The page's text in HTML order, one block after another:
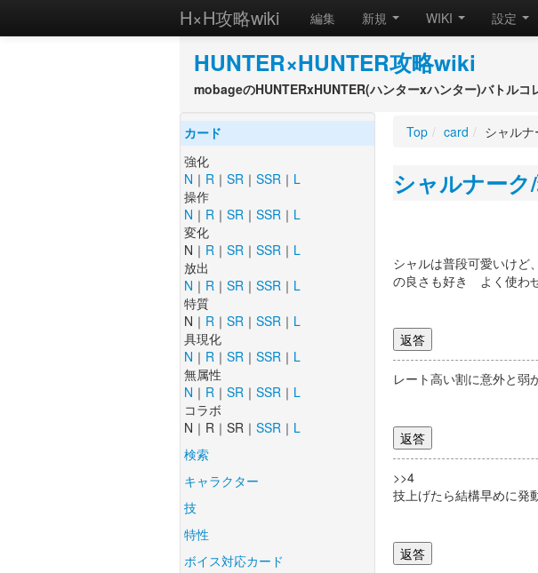
H×H攻略wiki 編集 新規 WIKI 設定
HUNTER×HUNTER攻略wiki
mobageのHUNTERxHUNTER(ハンターxハンター)バトルコ
カード
強化
N ｜ R ｜ SR ｜ SSR ｜ L
操作
N ｜ R ｜ SR ｜ SSR ｜ L
変化
N｜ R ｜ SR ｜ SSR ｜ L
放出
N ｜ R ｜ SR ｜ SSR ｜ L
特質
N｜ R ｜ SR ｜ SSR ｜ L
具現化
N ｜ R ｜ SR ｜ SSR ｜ L
無属性
N ｜ R ｜ SR ｜ SSR ｜ L
コラボ
N｜R｜SR｜ SSR ｜ L
検索
キャラクター
技
特性
ボイス対応カード
Top / card / シャル
シャルナー
シャルは普段可愛いけ
の良さも好き よく使わ
レート高い割に意外と弱
>>4
技上げたら結構早めに発